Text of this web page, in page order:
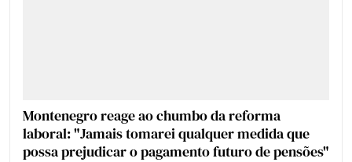
Montenegro reage ao chumbo da reforma
laboral: "Jamais tomarei qualquer medida que
possa prejudicar o pagamento futuro de pensões"